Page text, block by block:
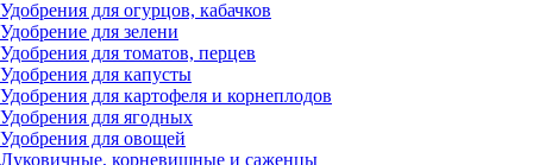
Удобрения для огурцов, кабачков
Удобрение для зелени
Удобрения для томатов, перцев
Удобрения для капусты
Удобрения для картофеля и корнеплодов
Удобрения для ягодных
Удобрения для овощей
Луковичные, корневищные и саженцы